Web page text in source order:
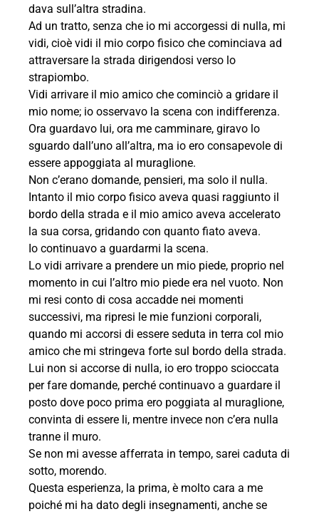
dava sull’altra stradina.
Ad un tratto, senza che io mi accorgessi di nulla, mi
vidi, cioè vidi il mio corpo fisico che cominciava ad
attraversare la strada dirigendosi verso lo
strapiombo.
Vidi arrivare il mio amico che cominciò a gridare il
mio nome; io osservavo la scena con indifferenza.
Ora guardavo lui, ora me camminare, giravo lo
sguardo dall’uno all’altra, ma io ero consapevole di
essere appoggiata al muraglione.
Non c’erano domande, pensieri, ma solo il nulla.
Intanto il mio corpo fisico aveva quasi raggiunto il
bordo della strada e il mio amico aveva accelerato
la sua corsa, gridando con quanto fiato aveva.
Io continuavo a guardarmi la scena.
Lo vidi arrivare a prendere un mio piede, proprio nel
momento in cui l’altro mio piede era nel vuoto. Non
mi resi conto di cosa accadde nei momenti
successivi, ma ripresi le mie funzioni corporali,
quando mi accorsi di essere seduta in terra col mio
amico che mi stringeva forte sul bordo della strada.
Lui non si accorse di nulla, io ero troppo scioccata
per fare domande, perché continuavo a guardare il
posto dove poco prima ero poggiata al muraglione,
convinta di essere li, mentre invece non c’era nulla
tranne il muro.
Se non mi avesse afferrata in tempo, sarei caduta di
sotto, morendo.
Questa esperienza, la prima, è molto cara a me
poiché mi ha dato degli insegnamenti, anche se